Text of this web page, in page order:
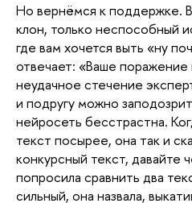
Но вернёмся к поддержке.
клон, только неспособный
где вам хочется выть «ну
отвечает: «Ваше
неудачное стечение
и подругу можно
нейросеть бесстрастна.
текст посырее, она так и
конкурсный текст, давайте
попросила сравнить два
сильный, она назвала,